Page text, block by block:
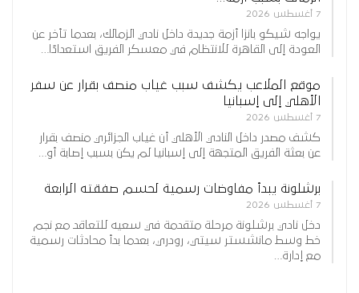
7 أغسطس 2026
يواجه شيكو بانزا أزمة جديدة داخل نادي الزمالك، بعدما تأخر عن
العودة إلى القاهرة للانتظام في معسكر الفريق استعدادًا…
موقع الملاعب يكشف سبب غياب منصف بقرار عن سفر
الأهلي إلى إسبانيا
7 أغسطس 2026
كشف مصدر داخل النادي الأهلي أن غياب الجزائري منصف بقرار
عن بعثة الفريق المتجهة إلى إسبانيا لم يكن بسبب إصابة أو…
برشلونة يبدأ مفاوضات رسمية لحسم صفقته الرابعة
7 أغسطس 2026
دخل نادي برشلونة مرحلة متقدمة في سعيه للتعاقد مع نجم
خط وسط مانشستر سيتي، رودري، بعدما بدأ محادثات رسمية
مع إدارة…